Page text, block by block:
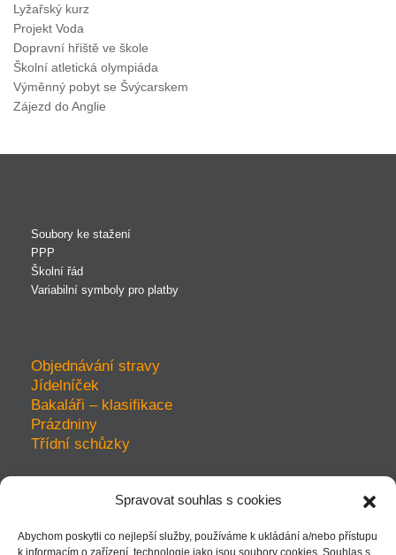
Spravovat souhlas s cookies
Abychom poskytli co nejlepší služby, používáme k ukládání a/nebo přístupu
k informacím o zařízení, technologie jako jsou soubory cookies. Souhlas s
Lyžařský kurz
Projekt Voda
Dopravní hřiště ve škole
Školní atletická olympiáda
Výměnný pobyt se Švýcarskem
Zájezd do Anglie
Soubory ke stažení
PPP
Školní řád
Variabilní symboly pro platby
Objednávání stravy
Jídelníček
Bakaláři – klasifikace
Prázdniny
Třídní schůzky
ochrana soukromí